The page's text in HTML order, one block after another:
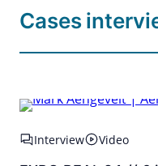
Cases
Interview Video